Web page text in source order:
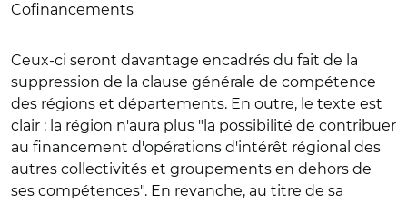
Cofinancements
Ceux-ci seront davantage encadrés du fait de la
suppression de la clause générale de compétence
des régions et départements. En outre, le texte est
clair : la région n'aura plus "la possibilité de contribuer
au financement d'opérations d'intérêt régional des
autres collectivités et groupements en dehors de
ses compétences". En revanche, au titre de sa